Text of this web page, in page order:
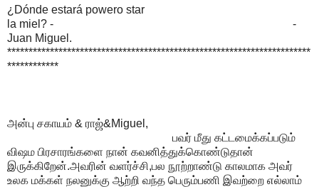
¿Dónde estará powero star
la miel? - -
Juan Miguel .
***********************************************************************
************
அன்பு சகாயம் & ராஜ்&Miguel,
பவர் மீது கட்டமைக்கப்படும்
விஷம பிரசாரங்களை நான் கவனித்துக்கொண்டுதான்
இருக்கிறேன்.அவரின் வளர்ச்சி,பல நூற்றாண்டு காலமாக அவர்
உலக மக்கள் நலனுக்கு ஆற்றி வந்த பெரும்பணி இவற்றை எல்லாம்